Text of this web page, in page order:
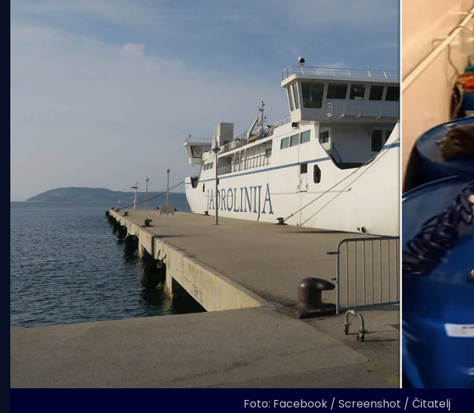
Foto: Facebook / Screenshot / Čitatelj